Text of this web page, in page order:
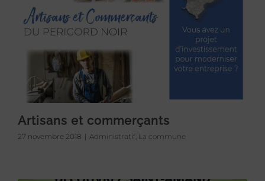
Artisans et commerçants
27 novembre 2018 | Administratif, La commune